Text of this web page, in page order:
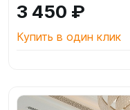
3 450 ₽
Купить в один клик